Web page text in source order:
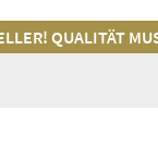
QUALITÄT